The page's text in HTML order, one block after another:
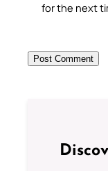
for the next